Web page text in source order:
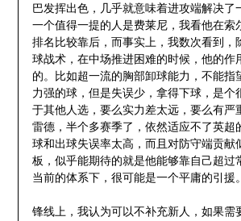
巴发挥出色，几乎就意味着进攻端解决了
一个值得一提的人是费莱尼，我看他在索
排名比较靠后，而事实上，我数次看到，
球战术，在中场推进困难的时候，他的作
的。比如超一流的胸部卸球能力，不能指
力强的球，但是失误少，拿得下球，是个
于其他人选，要么实力差太远，要么有严
雷德，半个多赛季了，依然适应不了英超
球和出球失误率太高，而且对防守端贡献
板，似乎能期待的就是他能够靠自己超过
当前的体系下，很可能是一个平庸的引援。
锋线上，我认为可以不补充新人，如果需